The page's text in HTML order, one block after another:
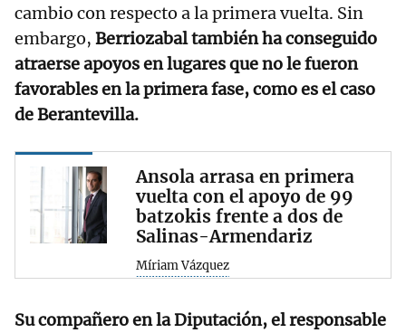
cambio con respecto a la primera vuelta. Sin
embargo, Berriozabal también ha conseguido
atraerse apoyos en lugares que no le fueron
favorables en la primera fase, como es el caso
de Berantevilla.
Ansola arrasa en primera
vuelta con el apoyo de 99
batzokis frente a dos de
Salinas-Armendariz
Míriam Vázquez
Su compañero en la Diputación, el responsable